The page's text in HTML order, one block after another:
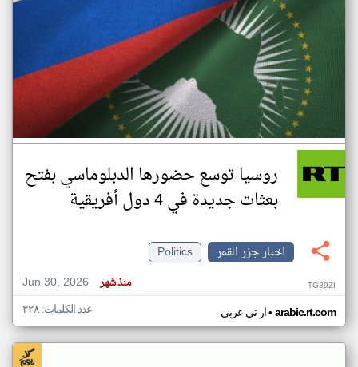
روسيا توسع حضورها الدبلوماسي بفتح
بعثات جديدة في 4 دول أفريقية
اخبار جزر القمر
Politics
Jun 30, 2026
منذ شهر TG39ZI
ار تي عربي• arabic.rt.com عدد الكلمات: ٢٢٨